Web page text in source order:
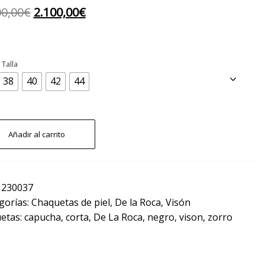
€ El
era:
3.000,00€.
2.100,00€El
es:
2.100,00€.
Talla

38 40 42 44
Añadir al carrito
230037
Chaquetas de piel, De la Roca, Visón
capucha, corta, De La Roca, negro, vison, zorro